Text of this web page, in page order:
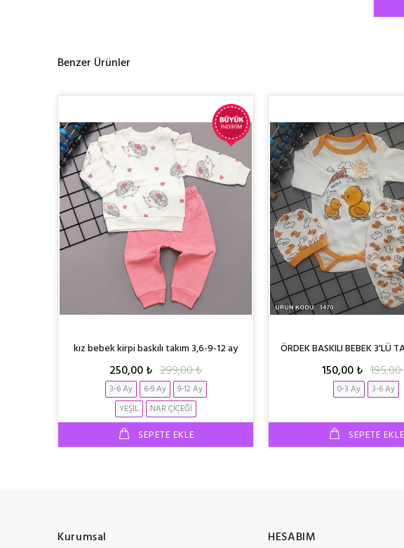
Benzer Ürünler
kız bebek kirpi baskılı takım 3,6-9-12 ay
250,00 ₺ 299,00 ₺
3-6 Ay 6-9 Ay
9-12 Ay
YEŞİL
NAR ÇİÇEĞİ
SEPETE EKLE
ÖRDEK BASKILI BEBEK 3'LÜ
150,00 ₺
0-3 Ay 3-6 Ay
SEPETE EKLE
Kurumsal HESABIM